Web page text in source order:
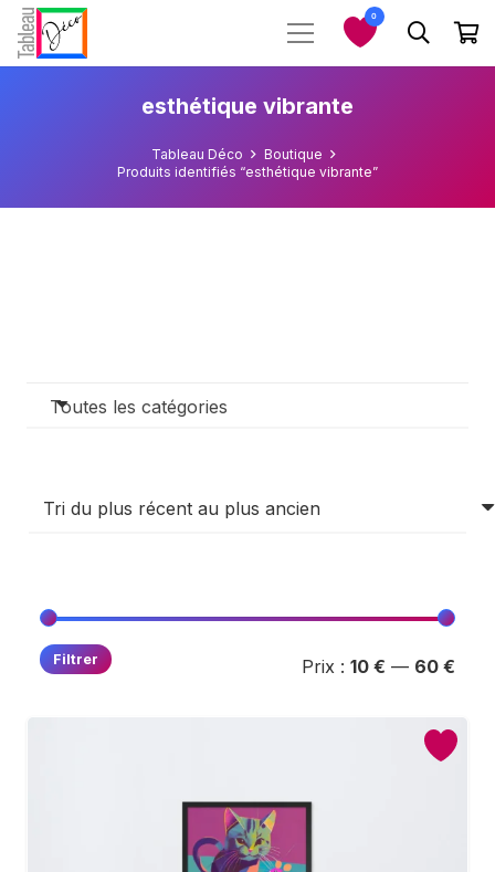
0
esthétique vibrante
Tableau Déco
Boutique
Produits identifiés “esthétique vibrante”
Toutes les catégories
Filtrer Prix : 10 € — 60 €